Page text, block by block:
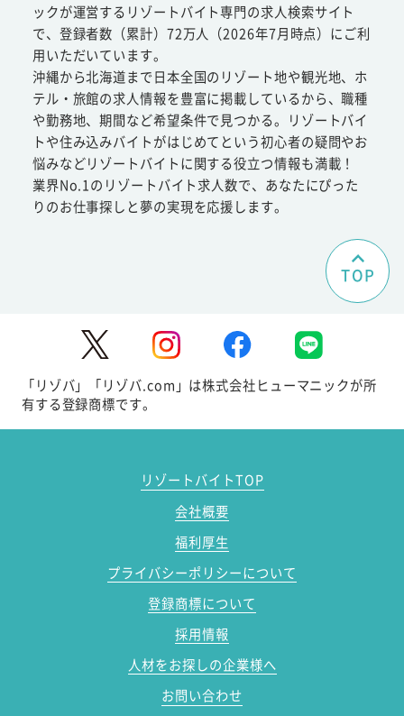
ックが運営するリゾートバイト専門の求人検索サイト
で、登録者数（累計）72万人（2026年7月時点）にご利
用いただいています。
沖縄から北海道まで日本全国のリゾート地や観光地、ホ
テル・旅館の求人情報を豊富に掲載しているから、職種
や勤務地、期間など希望条件で見つかる。リゾートバイ
トや住み込みバイトがはじめてという初心者の疑問やお
悩みなどリゾートバイトに関する役立つ情報も満載！
業界No.1のリゾートバイト求人数で、あなたにぴった
りのお仕事探しと夢の実現を応援します。
TOP
「リゾバ」「リゾバ.com」は株式会社ヒューマニックが所
有する登録商標です。
リゾートバイトTOP
会社概要
福利厚生
プライバシーポリシーについて
登録商標について
採用情報
人材をお探しの企業様へ
お問い合わせ